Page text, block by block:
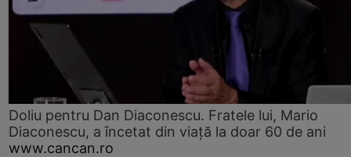
Doliu pentru Dan Diaconescu. Fratele lui, Mario
Diaconescu, a încetat din viață la doar 60 de ani
www.cancan.ro